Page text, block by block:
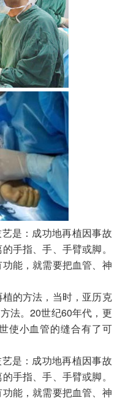
是：成功地再植因事故
手指、手、手臂或脚。
能，就需要把血管、神
的方法，当时，亚历克
法。20世纪60年代，更
使小血管的缝合有了可
是：成功地再植因事故
手指、手、手臂或脚。
能，就需要把血管、神